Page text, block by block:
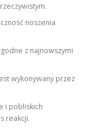
noszenia
z najnowszymi
wykonywany przez
i pobliskich
reakcji.